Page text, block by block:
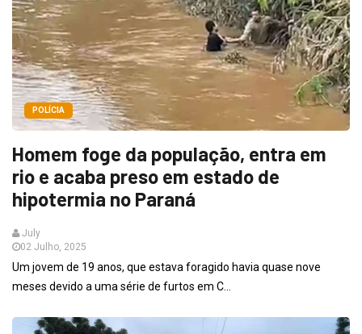
POLÍCIA
Homem foge da população, entra em
rio e acaba preso em estado de
hipotermia no Paraná
July
02 Julho, 2025
Um jovem de 19 anos, que estava foragido havia quase nove
meses devido a uma série de furtos em C...